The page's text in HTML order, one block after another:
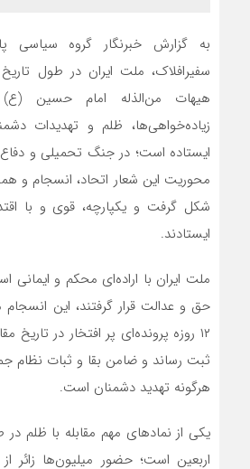
به گزارش خبرنگار گروه سیاسی
سفیرافلاک، ملت ایران در طول تاریخ
هیهات من‌الذله امام حسین (ع)
زیاده‌خواهی‌ها، ظلم و تهدیدات
محوریت این شعار اتحاد، انسجام و
شکل گرفت و یکپارچه، قوی و با
ایستادند.
ملت ایران با اراده‌ای محکم و ایمانی
حق و عدالت قرار گرفتند، این
۱۲ روزه پرونده‌ای پر افتخار در تاریخ
ثبت رساند و ضامن بقا و ثبات نظام
هرگونه تهدید دشمنان است.
یکی از نمادهای مهم مقابله با ظلم در
اربعین است؛ حضور میلیون‌ها زائر